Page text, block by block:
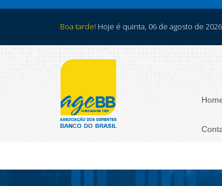
Boa tarde! Hoje é quinta, 06 de agosto de 2026